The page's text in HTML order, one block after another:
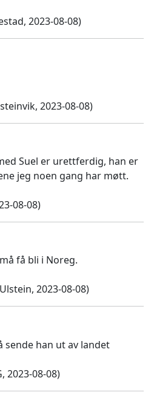
2023-08-08)
2023-08-08)
Suel er urettferdig, han er
jeg noen gang har møtt.
08-08)
få bli i Noreg.
2023-08-08)
han ut av landet
2023-08-08)